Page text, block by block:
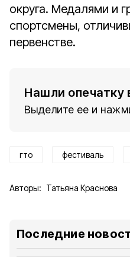
округа. Медалями и
спортсмены,
первенстве.
Нашли опечатку
Выделите ее и
гто фестиваль
Авторы: Татьяна Краснова
Последние